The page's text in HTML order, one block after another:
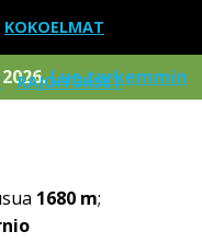
KOKOELMAT
RAJOITUKSET
Lue tarkemmin
1680 m;